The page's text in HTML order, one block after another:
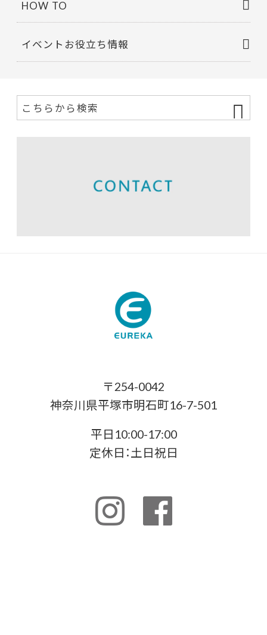
HOW TO
イベントお役立ち情報
〒254-0042
神奈川県平塚市明石町16-7-501
平日10:00-17:00
定休日：土日祝日